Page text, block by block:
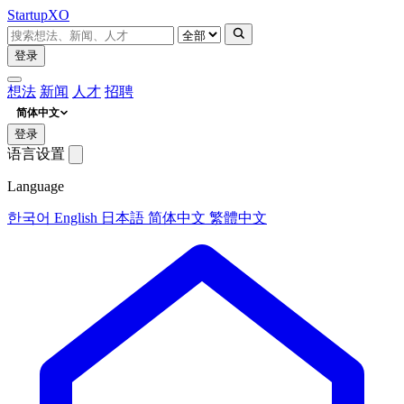
StartupXO
登录
想法 新闻 人才 招聘
简体中文
登录
语言设置
Language
한국어 English 日本語 简体中文 繁體中文